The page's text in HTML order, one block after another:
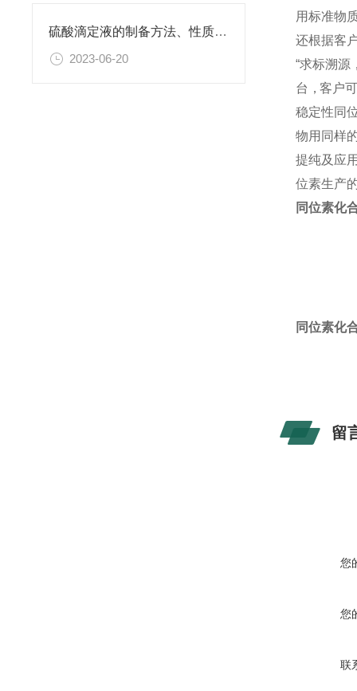
硫酸滴定液的制备方法、性质、使用注意事项以及应用领域
2023-06-20
用 标 准 物
还 根 据 客
“ 求 标 溯 源
台 ，客 户
稳定性同
物用同样
提纯及应
位素生产
同位素化
同位素化
留
您
您
联